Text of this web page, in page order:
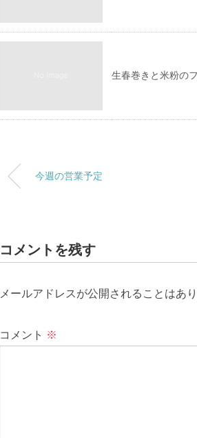
生春巻きと米粉の
今週の営業予定
コメントを残す
メールアドレスが公開されることはあり
コメント ※